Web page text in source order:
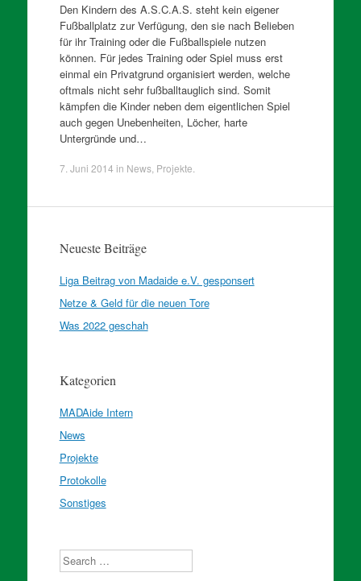
Den Kindern des A.S.C.A.S. steht kein eigener
Fußballplatz zur Verfügung, den sie nach Belieben
für ihr Training oder die Fußballspiele nutzen
können. Für jedes Training oder Spiel muss erst
einmal ein Privatgrund organisiert werden, welche
oftmals nicht sehr fußballtauglich sind. Somit
kämpfen die Kinder neben dem eigentlichen Spiel
auch gegen Unebenheiten, Löcher, harte
Untergründe und…
7. Juni 2014 in News, Projekte
Neueste Beiträge
Liga Beitrag von Madaide e.V. gesponsert
Netze & Geld für die neuen Tore
Was 2022 geschah
Kategorien
MADAide Intern
News
Projekte
Protokolle
Sonstiges
Search